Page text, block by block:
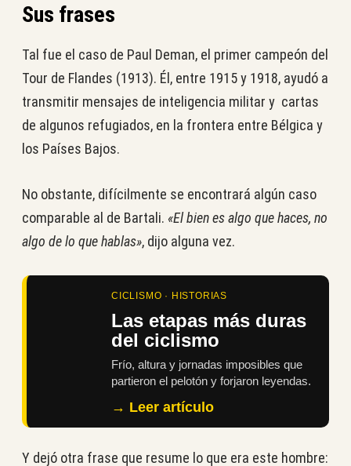
Sus frases
Tal fue el caso de Paul Deman, el primer campeón del
Tour de Flandes (1913). Él, entre 1915 y 1918, ayudó a
transmitir mensajes de inteligencia militar y cartas
de algunos refugiados, en la frontera entre Bélgica y
los Países Bajos.
No obstante, difícilmente se encontrará algún caso
comparable al de Bartali. «El bien es algo que haces, no
algo de lo que hablas», dijo alguna vez.
CICLISMO · HISTORIAS
Las etapas más duras
del ciclismo
Frío, altura y jornadas imposibles que
partieron el pelotón y forjaron leyendas.
→ Leer artículo
Y dejó otra frase que resume lo que era este hombre: